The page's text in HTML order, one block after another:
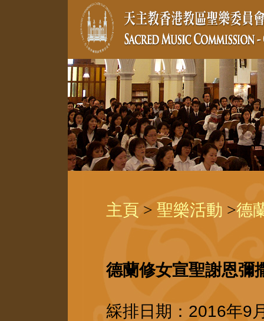
主頁 > 聖樂活動 >德
德蘭修女宣聖謝恩彌
綵排日期：2016年9